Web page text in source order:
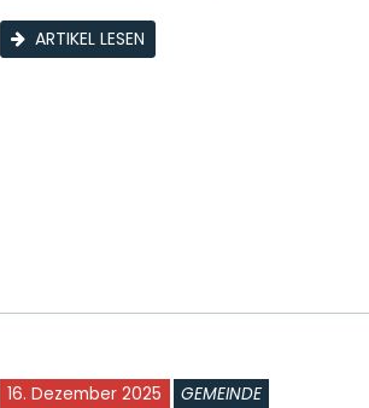
ARTIKEL LESEN
16. Dezember 2025 GEMEINDE